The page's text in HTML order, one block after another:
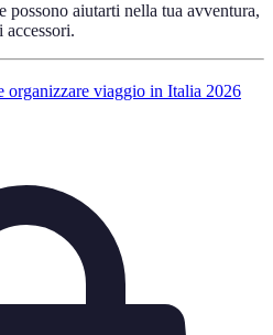
possono aiutarti nella tua avventura,
organizzare viaggio in Italia 2026